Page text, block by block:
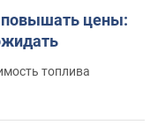
повышать цены:
топлива